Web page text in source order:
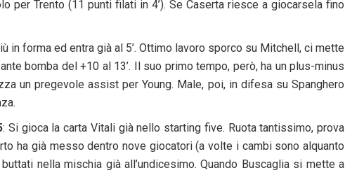
per Trento (11 punti filati in 4’). Se Caserta riesce a giocarsela fino
in forma ed entra già al 5’. Ottimo lavoro sporco su Mitchell, ci mette
bomba del +10 al 13’. Il suo primo tempo, però, ha un plus-minus
un pregevole assist per Young. Male, poi, in difesa su Spanghero
: Si gioca la carta Vitali già nello starting five. Ruota tantissimo, prova
ha già messo dentro nove giocatori (a volte i cambi sono alquanto
nella mischia già all’undicesimo. Quando Buscaglia si mette a